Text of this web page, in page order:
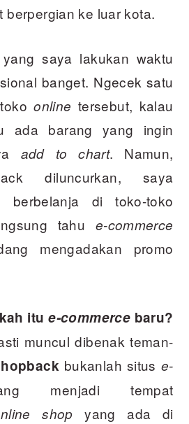
berpergian ke luar kota.
saya lakukan waktu
banget. Ngecek satu
tokoonline tersebut, kalau
ada barang yang ingin
add to chart. Namun,
diluncurkan, saya
berbelanja di toko-toko
tahu e-commerce
mengadakan promo
itu e-commerce baru?
muncul dibenak teman-
bukanlah situs e-
menjadi tempat
shop yang ada di